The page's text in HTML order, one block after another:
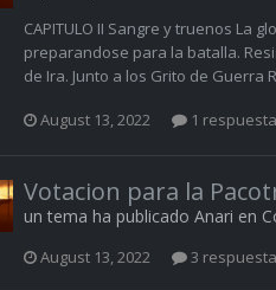
CAPITULO II Sangre y truenos La
preparandose para la batalla.
de Ira. Junto a los Grito de
August 13, 2022 1 respuesta
Votacion para la
un tema ha publicado Anari en
August 13, 2022 3